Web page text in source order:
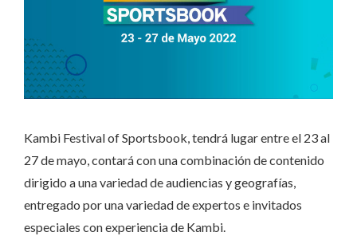
Kambi Festival of Sportsbook, tendrá lugar entre el 23 al
27 de mayo, contará con una combinación de contenido
dirigido a una variedad de audiencias y geografías,
entregado por una variedad de expertos e invitados
especiales con experiencia de Kambi.